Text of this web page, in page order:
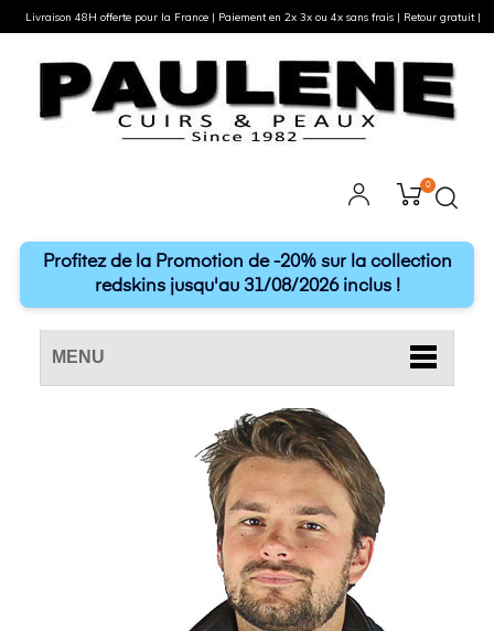
0
Profitez de la Promotion de -20% sur la collection
redskins jusqu'au 31/08/2026 inclus !
MENU
Livraison 48H offerte pour la France | Paiement en 2x 3x ou 4x sans frais | Retour gratuit |